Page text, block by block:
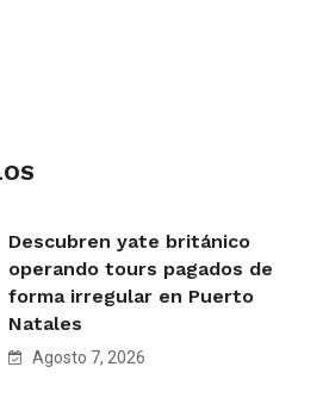
Descubren yate británico
operando tours pagados de
forma irregular en Puerto
Natales
Agosto 7, 2026